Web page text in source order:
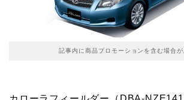
記事内に商品プロモーションを含む場合